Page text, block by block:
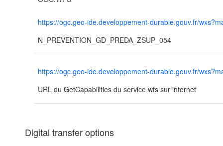
https://ogc.geo-ide.developpement-durable.gouv.fr/
N_PREVENTION_GD_PREDA_ZSUP_054
https://ogc.geo-ide.developpement-durable.gouv.fr/
URL du GetCapabilities du service wfs sur internet
Digital transfer options